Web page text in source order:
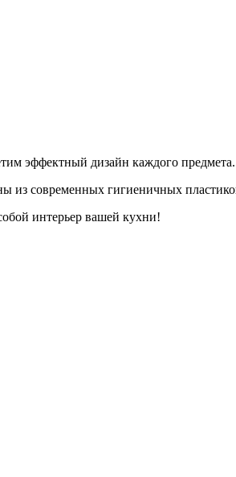
эффектный дизайн каждого предмета.
из современных гигиеничных
интерьер вашей кухни!